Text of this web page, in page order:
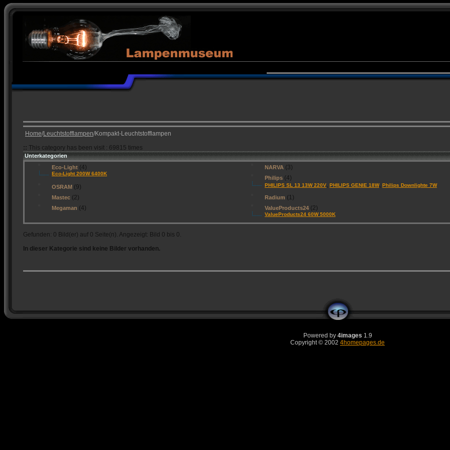
Home/Leuchtstofflampen/Kompakt-Leuchtstofflampen
:: This category has been visit : 69815 times
Unterkategorien
Eco-Light (4)
Eco-Light 200W 6400K
OSRAM (9)
Mastec (2)
Megaman (4)
NARVA (3)
Philips (4)
PHILIPS SL 13 13W 220V, PHILIPS GENIE 18W, Philips Downlighte 7W
Radium (1)
ValueProducts24 (2)
ValueProducts24 60W 5000K
Gefunden: 0 Bild(er) auf 0 Seite(n). Angezeigt: Bild 0 bis 0.
In dieser Kategorie sind keine Bilder vorhanden.
Powered by 4images 1.9
Copyright © 2002 4homepages.de